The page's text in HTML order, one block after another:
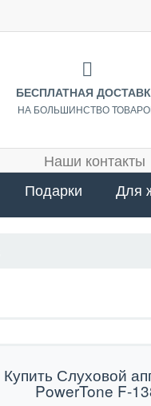
БЕСПЛАТНАЯ
НА БОЛЬШИНСТВО
Наши контакты
Подарки Для
Купить Слуховой
PowerTone F-